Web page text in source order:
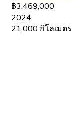
฿3,469,000
2024
21,000 กิโลเมตร